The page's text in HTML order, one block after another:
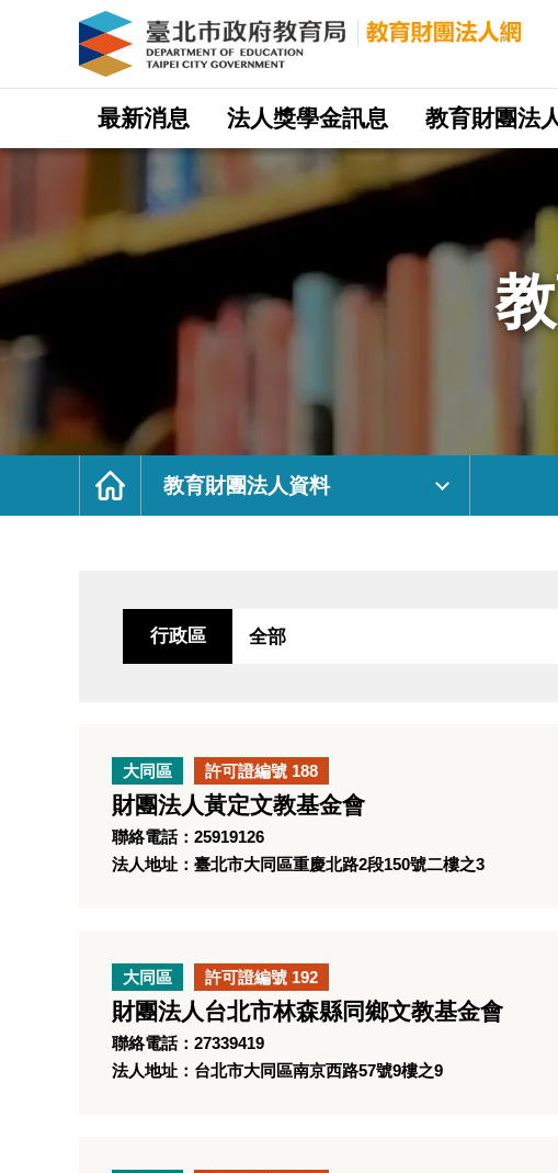
｜
府
網
最新消息 法人獎學金訊息 教育財團法
首
教育財團法人資料
行政區
大同區 許可證編號 188
財團法人黃定文教基金會
聯絡電話：25919126
法人地址：臺北市大同區重慶北路2段150號二樓之3
大同區 許可證編號 192
財團法人台北市林森縣同鄉文教基金會
聯絡電話：27339419
法人地址：台北市大同區南京西路57號9樓之9